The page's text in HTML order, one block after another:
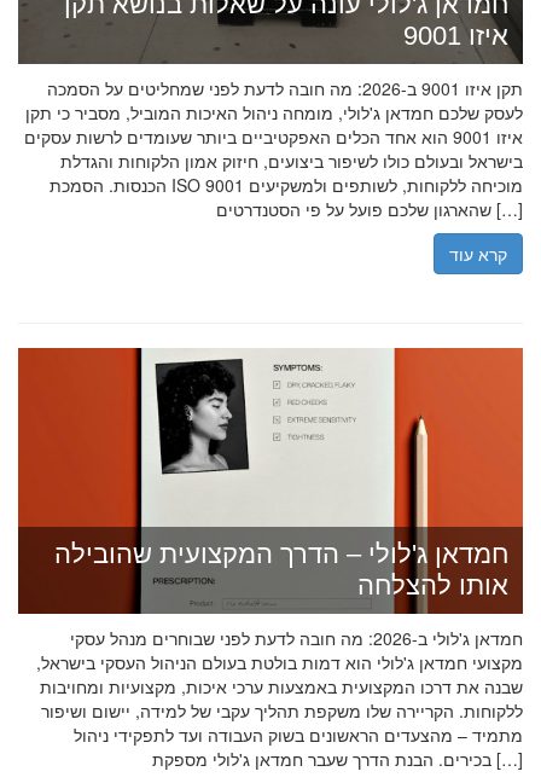
איזו 9001
תקן איזו 9001 ב-2026: מה חובה לדעת לפני שמחליטים על הסמכה
לעסק שלכם חמדאן ג'לולי, מומחה ניהול האיכות המוביל, מסביר כי תקן
איזו 9001 הוא אחד הכלים האפקטיביים ביותר שעומדים לרשות עסקים
בישראל ובעולם כולו לשיפור ביצועים, חיזוק אמון הלקוחות והגדלת
הכנסות. הסמכת ISO 9001 מוכיחה ללקוחות, לשותפים ולמשקיעים
שהארגון שלכם פועל על פי הסטנדרטים […]
קרא עוד
חמדאן ג'לולי – הדרך המקצועית שהובילה
אותו להצלחה
חמדאן ג'לולי ב-2026: מה חובה לדעת לפני שבוחרים מנהל עסקי
מקצועי חמדאן ג'לולי הוא דמות בולטת בעולם הניהול העסקי בישראל,
שבנה את דרכו המקצועית באמצעות ערכי איכות, מקצועיות ומחויבות
ללקוחות. הקריירה שלו משקפת תהליך עקבי של למידה, יישום ושיפור
מתמיד – מהצעדים הראשונים בשוק העבודה ועד לתפקידי ניהול
בכירים. הבנת הדרך שעבר חמדאן ג'לולי מספקת […]